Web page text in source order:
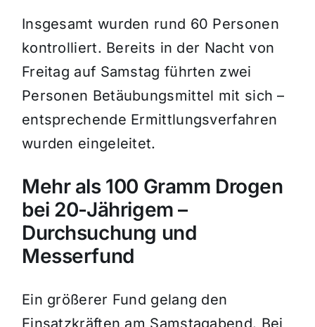
Insgesamt wurden rund 60 Personen
kontrolliert. Bereits in der Nacht von
Freitag auf Samstag führten zwei
Personen Betäubungsmittel mit sich –
entsprechende Ermittlungsverfahren
wurden eingeleitet.
Mehr als 100 Gramm Drogen
bei 20-Jährigem –
Durchsuchung und
Messerfund
Ein größerer Fund gelang den